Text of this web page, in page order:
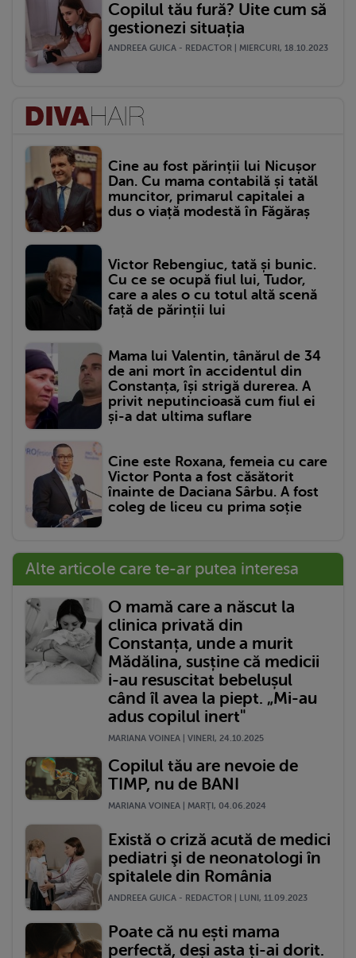
Copilul tău fură? Uite cum să
gestionezi situația
ANDREEA GUICA - REDACTOR | MIERCURI, 18.10.2023
Cine au fost părinții lui Nicușor
Dan. Cu mama contabilă și tatăl
muncitor, primarul capitalei a
dus o viață modestă în Făgăraș
Victor Rebengiuc, tată și bunic.
Cu ce se ocupă fiul lui, Tudor,
care a ales o cu totul altă scenă
față de părinții lui
Mama lui Valentin, tânărul de 34
de ani mort în accidentul din
Constanța, își strigă durerea. A
privit neputincioasă cum fiul ei
și-a dat ultima suflare
Cine este Roxana, femeia cu care
Victor Ponta a fost căsătorit
înainte de Daciana Sârbu. A fost
coleg de liceu cu prima soție
Alte articole care te-ar putea interesa
O mamă care a născut la
clinica privată din
Constanța, unde a murit
Mădălina, susține că medicii
i-au resuscitat bebelușul
când îl avea la piept. „Mi-au
adus copilul inert"
MARIANA VOINEA | VINERI, 24.10.2025
Copilul tău are nevoie de
TIMP, nu de BANI
MARIANA VOINEA | MARŢI, 04.06.2024
Există o criză acută de medici
pediatri şi de neonatologi în
spitalele din România
ANDREEA GUICA - REDACTOR | LUNI, 11.09.2023
Poate că nu ești mama
perfectă, deși asta ți-ai dorit.